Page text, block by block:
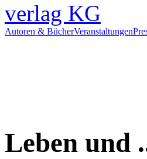
Autoren & BücherVeranstaltungen
Leben und